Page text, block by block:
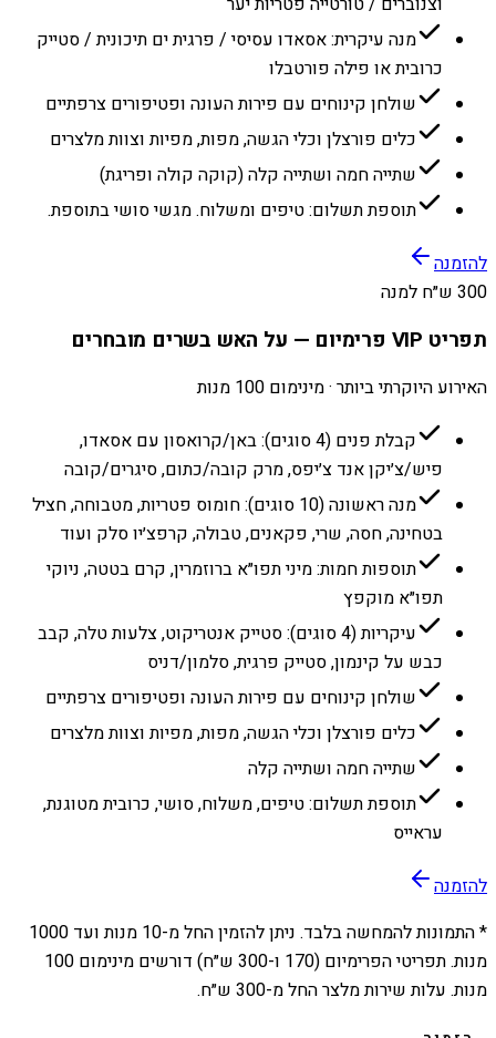
מנה עיקרית: אסאדו עסיסי / פרגית ים תיכונית / סטייק
כרובית או פילה פורטבלו
שולחן קינוחים עם פירות העונה ופטיפורים צרפתיים
כלים פורצלן וכלי הגשה, מפות, מפיות וצוות מלצרים
שתייה חמה ושתייה קלה (קוקה קולה ופריגת)
תוספת תשלום: טיפים ומשלוח. מגשי סושי בתוספת.
להזמנה
300 ש״ח למנה
תפריט VIP פרימיום — על האש בשרים מובחרים
האירוע היוקרתי ביותר · מינימום 100 מנות
קבלת פנים (4 סוגים): באן/קרואסון עם אסאדו,
פיש/צ׳יקן אנד צ׳יפס, מרק קובה/כתום, סיגרים/קובה
מנה ראשונה (10 סוגים): חומוס פטריות, מטבוחה, חציל
בטחינה, חסה, שרי, פקאנים, טבולה, קרפצ׳יו סלק ועוד
תוספות חמות: מיני תפו״א ברוזמרין, קרם בטטה, ניוקי
תפו״א מוקפץ
עיקריות (4 סוגים): סטייק אנטריקוט, צלעות טלה, קבב
כבש על קינמון, סטייק פרגית, סלמון/דניס
שולחן קינוחים עם פירות העונה ופטיפורים צרפתיים
כלים פורצלן וכלי הגשה, מפות, מפיות וצוות מלצרים
שתייה חמה ושתייה קלה
תוספת תשלום: טיפים, משלוח, סושי, כרובית מטוגנת,
עראייס
להזמנה
* התמונות להמחשה בלבד. ניתן להזמין החל מ-10 מנות ועד 1000
מנות. תפריטי הפרימיום (170 ו-300 ש״ח) דורשים מינימום 100
מנות. עלות שירות מלצר החל מ-300 ש״ח.